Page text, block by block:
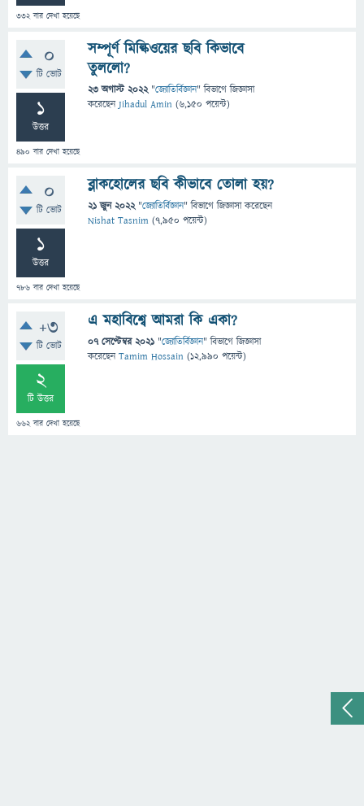
332বার দেখা হয়েছে
0
টি ভোট
1
উত্তর
490 বার দেখা হয়েছে
সম্পূর্ণ মিল্কিওয়ের ছবি কিভাবে
তুললো?
23 অগাস্ট 2022 "জ্যোতির্বিজ্ঞান" বিভাগে জিজ্ঞাসা
করেছেনJihadul Amin (6,150 পয়েন্ট)
0
টি ভোট
1
উত্তর
786 বার দেখা হয়েছে
ব্লাকহোলের ছবি কীভাবে তোলা হয়?
21 জুন 2022 "জ্যোতির্বিজ্ঞান" বিভাগে জিজ্ঞাসাকরেছেন
Nishat Tasnim (7,950 পয়েন্ট)
+3
টি ভোট
2
টি উত্তর
662বার দেখা হয়েছে
এ মহাবিশ্বে আমরা কি একা?
07 সেপ্টেম্বর 2021 "জ্যোতির্বিজ্ঞান" বিভাগে জিজ্ঞাসা
করেছেনTamim Hossain (12,990 পয়েন্ট)